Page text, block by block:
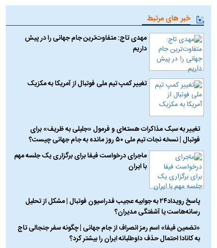
خبر های مرتبط
مهدی تاج: متفاوت‌ترین جام جهانی را در پیش
داریم
تغییر کمپ تیم ملی فوتبال از آمریکا به مکزیک
تغییر به سبک مذاکرات هسته‌ای و فرمول «جلیلی به ظریف» برای
فوتبال | نسخه نجات تیم ملی ۵۰ روز مانده به جام جهانی چیست؟
ماجرای درخواست فیفا برای برگزاری یک جلسه مهم
با ایران
پاسخ رویداد۲۴ به جوابیه عجیب فدراسیون فوتبال | مشکل از تحلیل
رسانه‌هاست یا آشفتگی مدیران؟
«تضمین فیفا» اسم رمز انصراف از جام جهانی | چگونه سفر جنجالی تاج
به کانادا احتمال حذف داوطلبانه ایران را بیشتر کرد؟